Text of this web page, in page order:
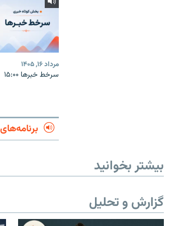
مرداد ۱۶, ۱۴۰۵
سرخط خبرها ۱۵:۰۰
بیشتر بخوانید
گزارش و تحلیل